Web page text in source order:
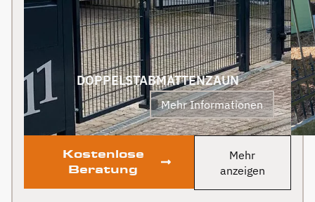
Klare Empfehlung von
uns! PS Nach
Fertigstellung, gab es
zum Dank und Abschied
sogar noch ein Paket mit
leckerem Honig. Danke
auch dafür!
DOPPELSTABMATTENZAUN
Mehr Informationen
Kostenlose
Beratung
Mehr
anzeigen